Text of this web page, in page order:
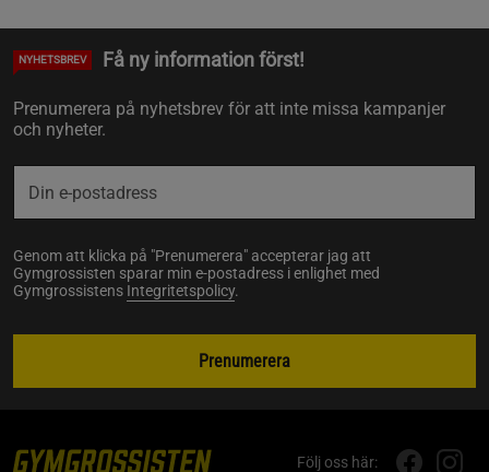
NYHETSBREV Få ny information först!
Prenumerera på nyhetsbrev för att inte missa kampanjer
och nyheter.
Genom att klicka på "Prenumerera" accepterar jag att
Gymgrossisten sparar min e-postadress i enlighet med
Gymgrossistens Integritetspolicy.
Prenumerera
Följ oss här: